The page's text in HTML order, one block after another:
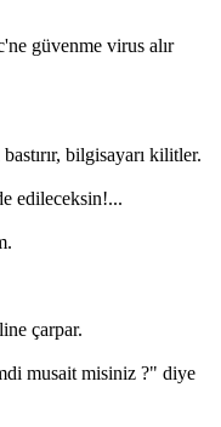
güvenme virus alır
bilgisayarı kilitler.
edileceksin!...
çarpar.
musait misiniz ?" diye